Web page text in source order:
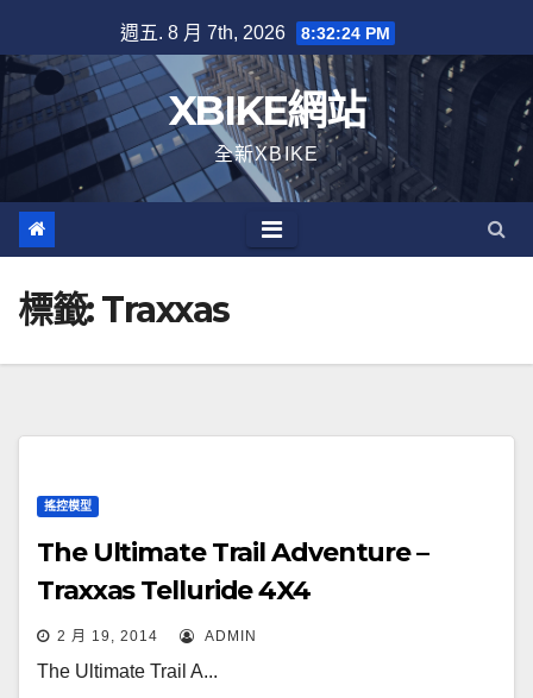
to
content
週五. 8 月 7th, 2026 8:32:25 PM
XBIKE網站
全新XBIKE
標籤:Traxxas
搖控模型
The Ultimate Trail Adventure –
Traxxas Telluride 4X4
2 月 19, 2014 ADMIN
The Ultimate Trail A...